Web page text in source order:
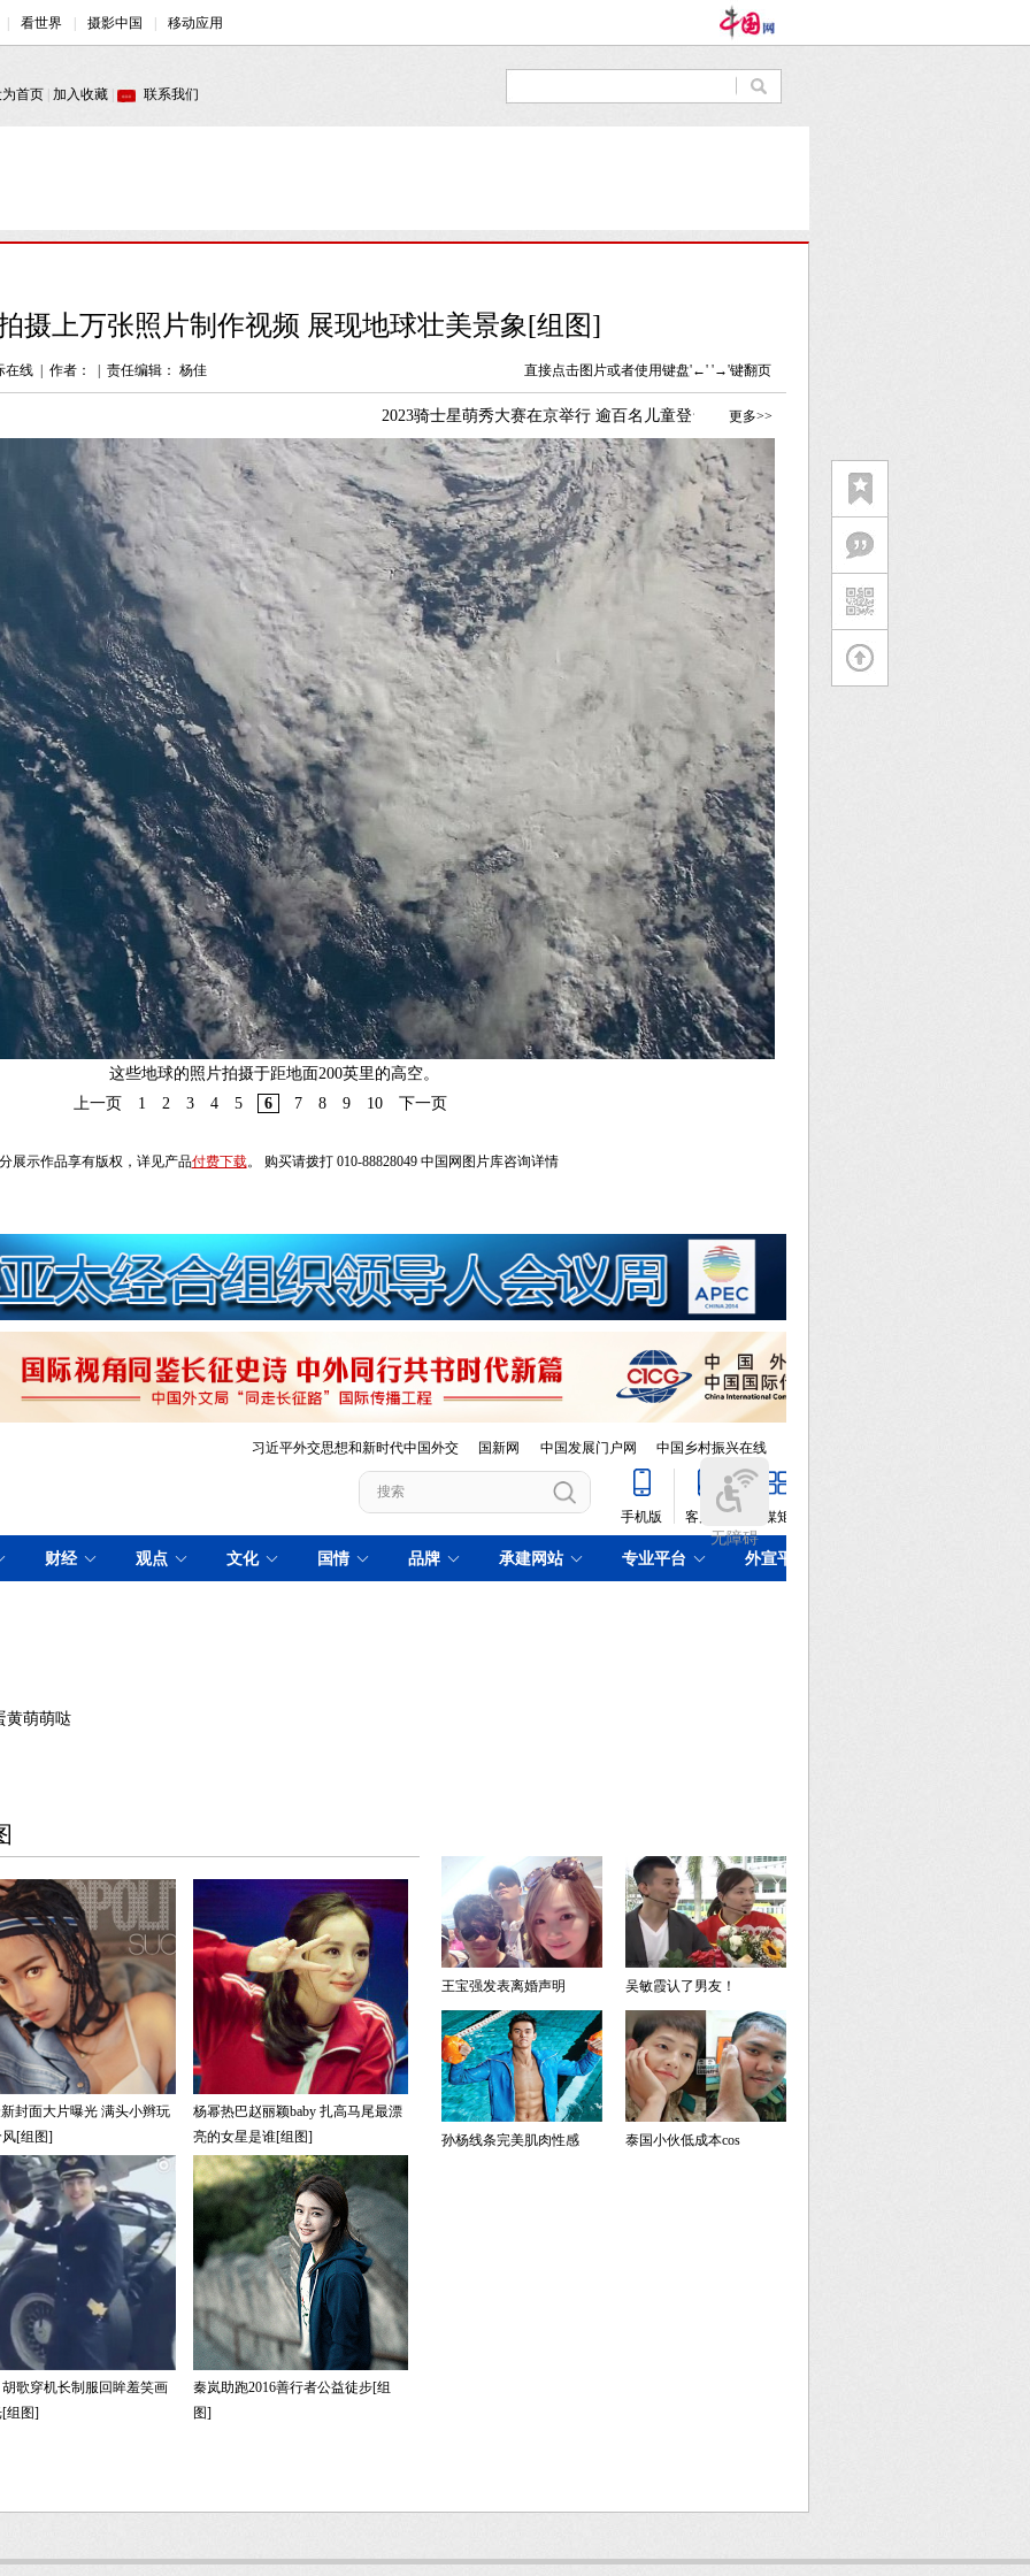
摄上万张照片制作视频 展现地球壮美景象[组图]
在线 作者： 责任编辑： 杨佳 直接点击图片或者使用键盘'←' '→'键翻页
这些地球的照片拍摄于距地面200英里的高空。
上一页
1 2 3 4 5 6 7 8 9 10 下一页
展示作品享有版权，详见产品付费下载。 购买请拨打 010-88828049 中国网图片库咨询详情
黄萌萌哒